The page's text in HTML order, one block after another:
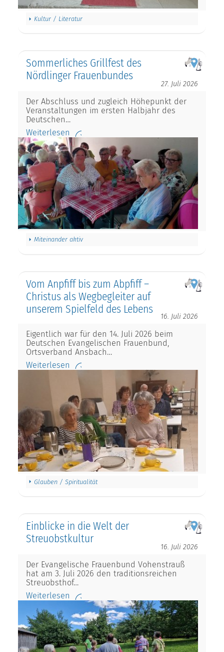
Kultur / Literatur
Sommerliches Grillfest des
Nördlinger Frauenbundes
27. Juli 2026
Der Abschluss und zugleich Höhepunkt der
Veranstaltungen im ersten Halbjahr des
Deutschen…
Weiterlesen
Miteinander aktiv
Vom Anpfiff bis zum Abpfiff –
Christus als Wegbegleiter auf
unserem Spielfeld des Lebens
16. Juli 2026
Eigentlich war für den 14. Juli 2026 beim
Deutschen Evangelischen Frauenbund,
Ortsverband Ansbach…
Weiterlesen
Glauben / Spiritualität
Einblicke in die Welt der
Streuobstkultur
16. Juli 2026
Der Evangelische Frauenbund Vohenstrauß
hat am 3. Juli 2026 den traditionsreichen
Streuobsthof…
Weiterlesen